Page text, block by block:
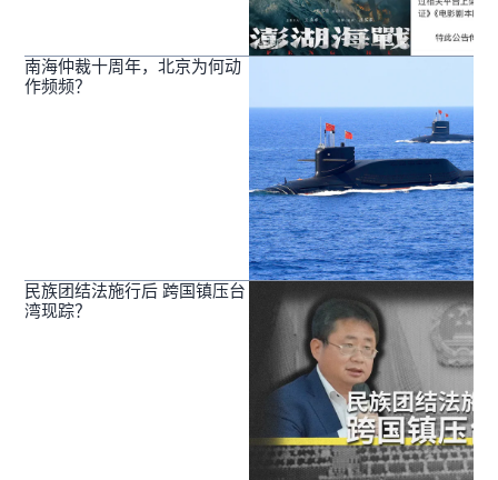
南海仲裁十周年，北京为何动
作频频？
民族团结法施行后 跨国镇压台
湾现踪？